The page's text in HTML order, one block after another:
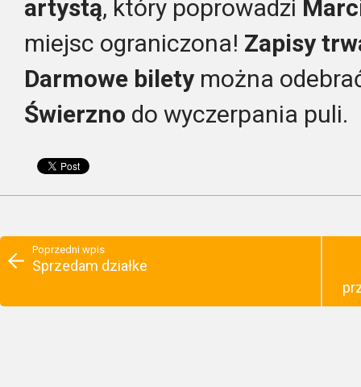
artystą, który poprowadzi
miejsc ograniczona! Zapisy
Darmowe bilety można
Świerzno do wyczerpania puli.
Poprzedni wpis
Sprzedam działke